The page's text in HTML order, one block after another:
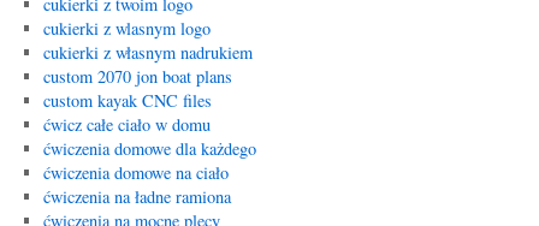
cukierki z wlasnym logo
cukierki z własnym nadrukiem
custom 2070 jon boat plans
custom kayak CNC files
ćwicz całe ciało w domu
ćwiczenia domowe dla każdego
ćwiczenia domowe na ciało
ćwiczenia na ładne ramiona
ćwiczenia na mocne plecy